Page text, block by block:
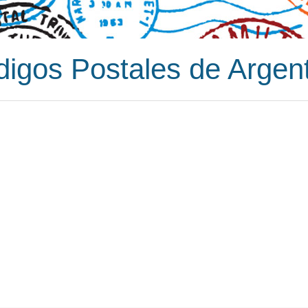
Postales de